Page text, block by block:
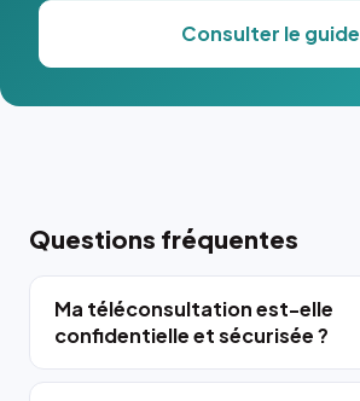
Consulter le guide
Questions fréquentes
Ma téléconsultation est-elle
confidentielle et sécurisée ?